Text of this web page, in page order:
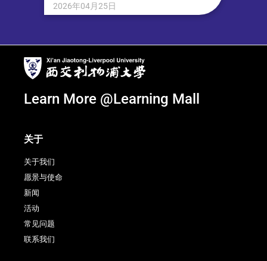
2026年04月25日
Learn More @Learning Mall
关于
关于我们
愿景与使命
新闻
活动
常见问题
联系我们